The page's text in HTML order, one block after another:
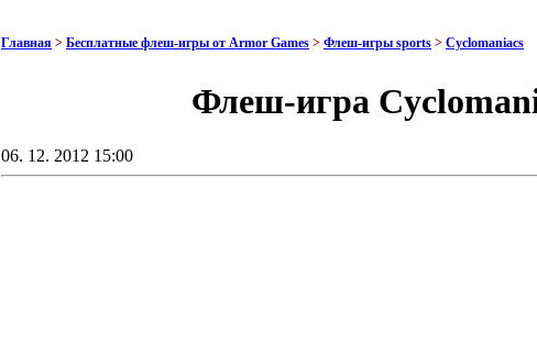
Главная > Бесплатные флеш-игры от Armor Games > Флеш-игры sports > Cyclomaniacs
Флеш-игра
06. 12. 2012 15:00